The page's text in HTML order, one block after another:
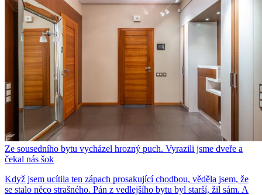
Ze sousedního bytu vycházel hrozný puch. Vyrazili jsme dveře a
čekal nás šok
Když jsem ucítila ten zápach prosakující chodbou, věděla jsem, že
se stalo něco strašného. Pán z vedlejšího bytu byl starší, žil sám. A